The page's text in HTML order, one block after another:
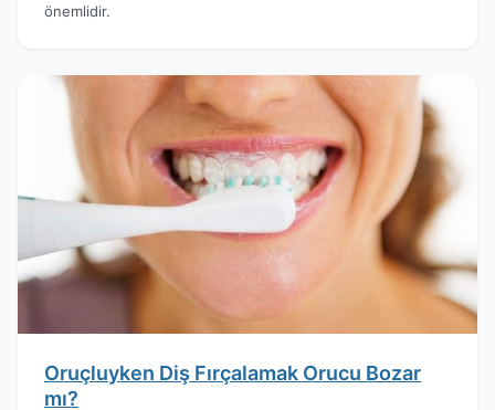
önemlidir.
Oruçluyken Diş Fırçalamak Orucu Bozar
mı?